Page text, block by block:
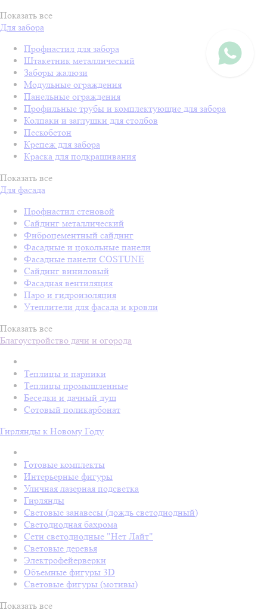
Показать все
Для забора
Профнастил для забора
Штакетник металлический
Заборы жалюзи
Модульные ограждения
Панельные ограждения
Профильные трубы и комплектующие для забора
Колпаки и заглушки для столбов
Пескобетон
Крепеж для забора
Краска для подкрашивания
Показать все
Для фасада
Профнастил стеновой
Сайдинг металлический
Фиброцементный сайдинг
Фасадные и цокольные панели
Фасадные панели COSTUNE
Сайдинг виниловый
Фасадная вентиляция
Паро и гидроизоляция
Утеплители для фасада и кровли
Показать все
Благоустройство дачи и огорода
Теплицы и парники
Теплицы промышленные
Беседки и дачный душ
Сотовый поликарбонат
Гирлянды к Новому Году
Готовые комплекты
Интерьерные фигуры
Уличная лазерная подсветка
Гирлянды
Световые занавесы (дождь светодиодный)
Светодиодная бахрома
Сети светодиодные "Нет Лайт"
Световые деревья
Электрофейерверки
Объемные фигуры 3D
Световые фигуры (мотивы)
Показать все